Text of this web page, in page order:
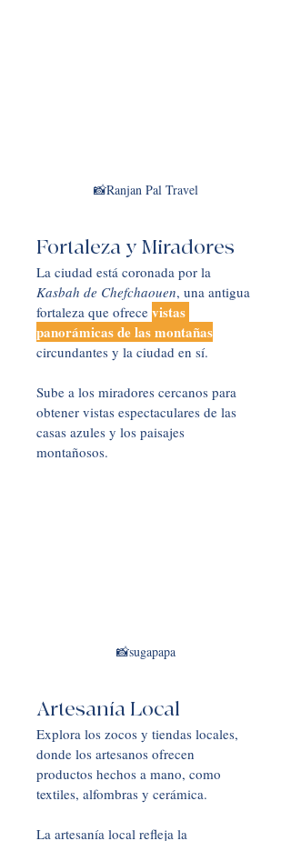
📸Ranjan Pal Travel
Fortaleza y Miradores
La ciudad está coronada por la
Kasbah de Chefchaouen, una antigua
fortaleza que ofrece vistas
panorámicas de las montañas
circundantes y la ciudad en sí.
Sube a los miradores cercanos para
obtener vistas espectaculares de las
casas azules y los paisajes
montañosos.
📸sugapapa
Artesanía Local
Explora los zocos y tiendas locales,
donde los artesanos ofrecen
productos hechos a mano, como
textiles, alfombras y cerámica.
La artesanía local refleja la